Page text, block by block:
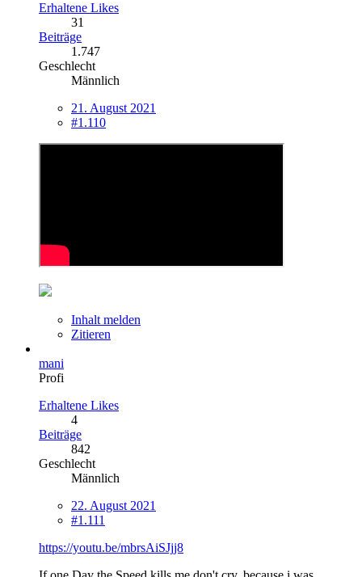
Erhaltene Likes
31
Beiträge
1.747
Geschlecht
Männlich
21. August 2021
#1.110
Inhalt melden
Zitieren
mani
Profi
Erhaltene Likes
4
Beiträge
842
Geschlecht
Männlich
22. August 2021
#1.111
https://youtu.be/mbrsAiSJjj8